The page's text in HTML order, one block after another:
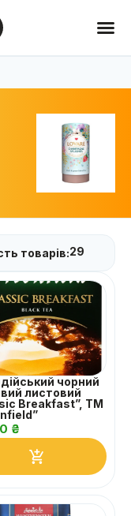
товарів:29
чорний
листовий
Breakfast”, ТМ
₴